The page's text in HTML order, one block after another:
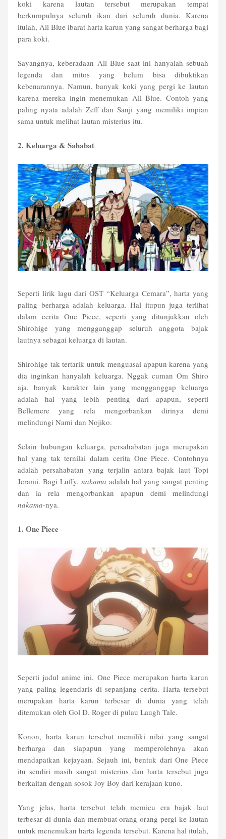
koki karena lautan tersebut merupakan tempat
berkumpulnya seluruh ikan dari seluruh dunia. Karena
itulah, All Blue ibarat harta karun yang sangat berharga bagi
para koki.
Sayangnya, keberadaan All Blue saat ini hanyalah sebuah
legenda dan mitos yang belum bisa dibuktikan
kebenarannya. Namun, banyak koki yang pergi ke lautan
karena mereka ingin menemukan All Blue. Contoh yang
paling nyata adalah Zeff dan Sanji yang memiliki impian
sama untuk melihat lautan misterius itu.
2. Keluarga & Sahabat
Seperti lirik lagu dari OST “Keluarga Cemara”, harta yang
paling berharga adalah keluarga. Hal itupun juga terlihat
dalam cerita One Piece, seperti yang ditunjukkan oleh
Shirohige yang mengganggap seluruh anggota bajak
lautnya sebagai keluarga di lautan.
Shirohige tak tertarik untuk menguasai apapun karena yang
dia inginkan hanyalah keluarga. Nggak cuman Om Shiro
aja, banyak karakter lain yang mengganggap keluarga
adalah hal yang lebih penting dari apapun, seperti
Bellemere yang rela mengorbankan dirinya demi
melindungi Nami dan Nojiko.
Selain hubungan keluarga, persahabatan juga merupakan
hal yang tak ternilai dalam cerita One Piece. Contohnya
adalah persahabatan yang terjalin antara bajak laut Topi
Jerami. Bagi Luffy, nakama adalah hal yang sangat penting
dan ia rela mengorbankan apapun demi melindungi
nakama-nya.
1. One Piece
Seperti judul anime ini, One Piece merupakan harta karun
yang paling legendaris di sepanjang cerita. Harta tersebut
merupakan harta karun terbesar di dunia yang telah
ditemukan oleh Gol D. Roger di pulau Laugh Tale.
Konon, harta karun tersebut memiliki nilai yang sangat
berharga dan siapapun yang memperolehnya akan
mendapatkan kejayaan. Sejauh ini, bentuk dari One Piece
itu sendiri masih sangat misterius dan harta tersebut juga
berkaitan dengan sosok Joy Boy dari kerajaan kuno.
Yang jelas, harta tersebut telah memicu era bajak laut
terbesar di dunia dan membuat orang-orang pergi ke lautan
untuk menemukan harta legenda tersebut. Karena hal itulah,